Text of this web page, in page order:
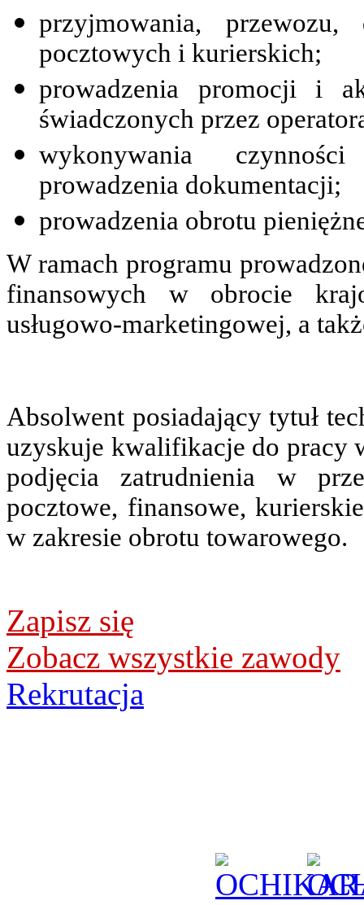
przyjmowania,
pocztowych i kurierskich;
prowadzenia promocji i
świadczonych przez
wykonywania
prowadzenia dokumentacji;
prowadzenia obrotu
W ramach programu
finansowych w obrocie
usługowo-marketingowej, a
Absolwent posiadający tytuł
uzyskuje kwalifikacje do pracy
podjęcia zatrudnienia w
pocztowe, finansowe,
w zakresie obrotu towarowego.
Zapisz się
Zobacz wszystkie zawody
Rekrutacja